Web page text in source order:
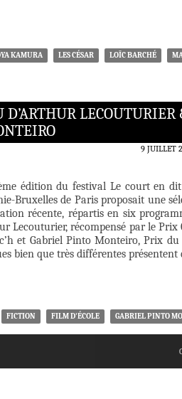
KAMURA LES CÉSAR LOÏC BARCHÉ
9 JUILLET
édition du festival Le court en
Bruxelles de Paris proposait une
récente, répartis en six
Lecouturier, récompensé par le
et Gabriel Pinto Monteiro, Prix
bien que très différentes
FICTION FILM D'ÉCOLE GABRIEL PINTO